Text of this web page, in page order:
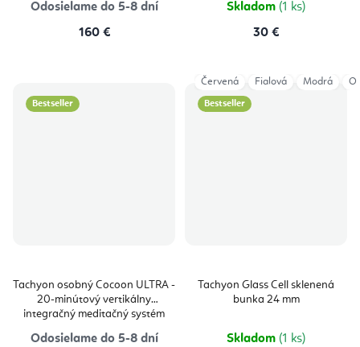
Odosielame do 5-8 dní
160 €
Skladom (1 ks)
30 €
Bestseller
Tachyon osobný Cocoon ULTRA -
20-minútový vertikálny
integračný meditačný systém
Odosielame do 5-8 dní
Bestseller
Tachyon Glass Cell sklenená
bunka 24 mm
Skladom (1 ks)
Červená Fialová Modrá